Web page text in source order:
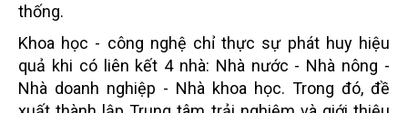
thống.
Khoa học - công nghệ chỉ thực sự phát huy hiệu
quả khi có liên kết 4 nhà: Nhà nước - Nhà nông -
Nhà doanh nghiệp - Nhà khoa học. Trong đó, đề